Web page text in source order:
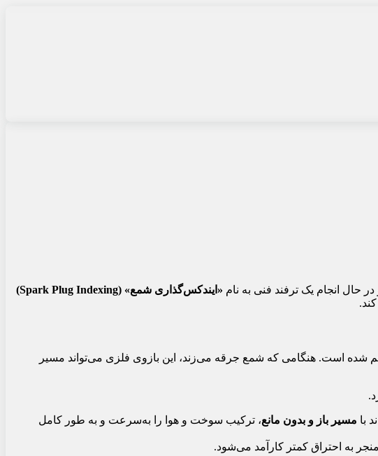
حال انجام یک ترفند فنی به نام «ایندکس‌گذاری شمع» (Spark Plug Indexing)
خم شده است. هنگامی که شمع جرقه می‌زند، این بازوی فلزی می‌تواند مسیر
با مسیر باز و بدون مانع، ترکیب سوخت و هوا را به‌سرعت و به طور کامل
به احتراق کمتر کارآمد می‌شود.